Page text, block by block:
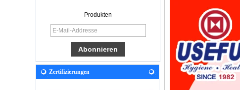
Produkten
Zertifizierungen